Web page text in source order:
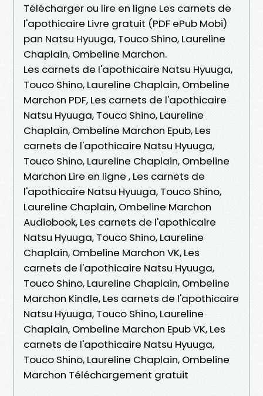
Télécharger ou lire en ligne Les carnets de
l'apothicaire Livre gratuit (PDF ePub Mobi)
pan Natsu Hyuuga, Touco Shino, Laureline
Chaplain, Ombeline Marchon.
Les carnets de l'apothicaire Natsu Hyuuga,
Touco Shino, Laureline Chaplain, Ombeline
Marchon PDF, Les carnets de l'apothicaire
Natsu Hyuuga, Touco Shino, Laureline
Chaplain, Ombeline Marchon Epub, Les
carnets de l'apothicaire Natsu Hyuuga,
Touco Shino, Laureline Chaplain, Ombeline
Marchon Lire en ligne , Les carnets de
l'apothicaire Natsu Hyuuga, Touco Shino,
Laureline Chaplain, Ombeline Marchon
Audiobook, Les carnets de l'apothicaire
Natsu Hyuuga, Touco Shino, Laureline
Chaplain, Ombeline Marchon VK, Les
carnets de l'apothicaire Natsu Hyuuga,
Touco Shino, Laureline Chaplain, Ombeline
Marchon Kindle, Les carnets de l'apothicaire
Natsu Hyuuga, Touco Shino, Laureline
Chaplain, Ombeline Marchon Epub VK, Les
carnets de l'apothicaire Natsu Hyuuga,
Touco Shino, Laureline Chaplain, Ombeline
Marchon Téléchargement gratuit